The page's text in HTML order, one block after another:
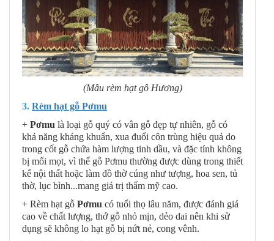
(Mẫu rèm hạt gỗ Hương)
3. Rèm hạt gỗ Pơmu
+ Pơmu là loại gỗ quý có vân gỗ đẹp tự nhiên, gỗ có
khả năng kháng khuẩn, xua đuổi côn trùng hiệu quả do
trong cốt gỗ chứa hàm lượng tinh dầu, và đặc tính không
bị mối mọt, vì thế gỗ Pơmu thường được dùng trong thiết
kế nội thất hoặc làm đồ thờ cúng như tượng, hoa sen, tủ
thờ, lục bình...mang giá trị thẩm mỹ cao.
+ Rèm hạt gỗ Pơmu có tuổi thọ lâu năm, được đánh giá
cao về chất lượng, thớ gỗ nhỏ mịn, dẻo dai nên khi sử
dụng sẽ không lo hạt gỗ bị nứt nẻ, cong vênh.